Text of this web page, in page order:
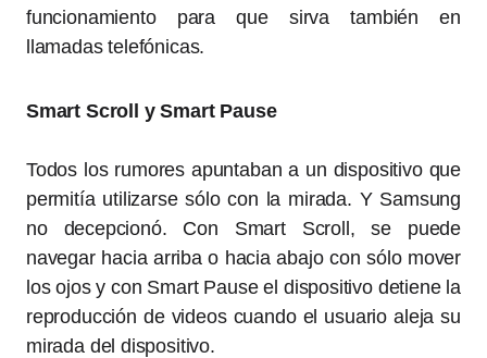
funcionamiento para que sirva también en
llamadas telefónicas.
Smart Scroll y Smart Pause
Todos los rumores apuntaban a un dispositivo que
permitía utilizarse sólo con la mirada. Y Samsung
no decepcionó. Con Smart Scroll, se puede
navegar hacia arriba o hacia abajo con sólo mover
los ojos y con Smart Pause el dispositivo detiene la
reproducción de videos cuando el usuario aleja su
mirada del dispositivo.